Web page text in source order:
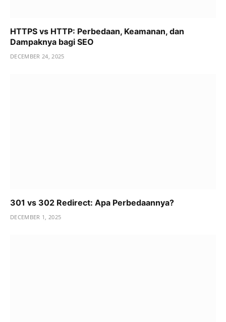
HTTPS vs HTTP: Perbedaan, Keamanan, dan
Dampaknya bagi SEO
DECEMBER 24, 2025
301 vs 302 Redirect: Apa Perbedaannya?
DECEMBER 1, 2025